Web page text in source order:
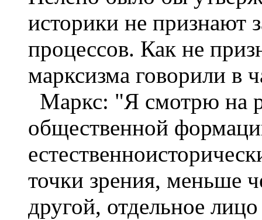
историки не признают
процессов. Как не
марксизма говорили в
Маркс: "Я смотрю на
общественной
точки зрения, меньше
другой, отдельное